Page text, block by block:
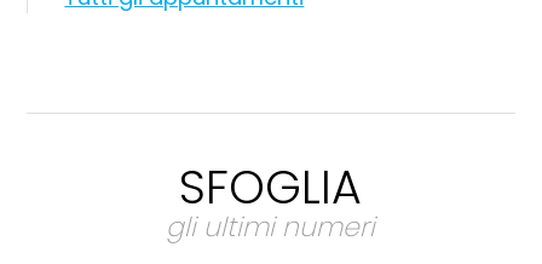
SFOGLIA
gli ultimi numeri